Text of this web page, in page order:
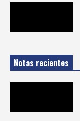
Notas recientes